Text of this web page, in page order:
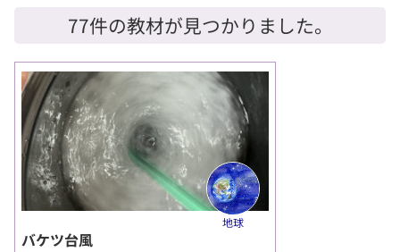
77件の教材が見つかりました。
地球
バケツ台風